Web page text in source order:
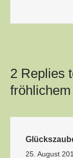
2 Replies
fröhlichem
25. August